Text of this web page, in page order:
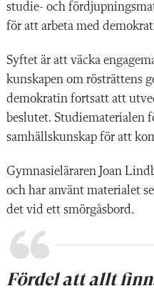
studie- och
för att arbeta med
Syftet är att väcka
kunskapen om rösträttens
demokratin fortsatt att
beslutet. Studiematerialen
samhällskunskap för att
Gymnasieläraren Joan
och har använt materialet
det vid ett smörgåsbord.
Fördel att allt